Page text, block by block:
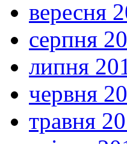
вересня
серпня
липня
червня
травня